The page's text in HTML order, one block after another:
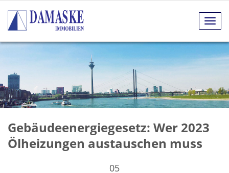
Gebäudeenergiegesetz: Wer 2023
Ölheizungen austauschen muss
05